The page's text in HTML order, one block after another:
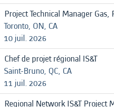
Project Technical Manager
Toronto, ON, CA
10 juil. 2026
Chef de projet régional IS&T
Saint-Bruno, QC, CA
11 juil. 2026
Regional Network IS&T Project